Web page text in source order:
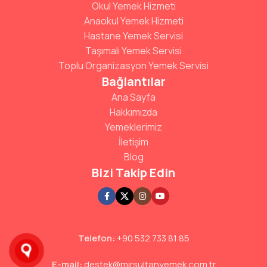
Okul Yemek Hizmeti
Anaokul Yemek Hizmeti
Hastane Yemek Servisi
Taşımalı Yemek Servisi
Toplu Organizasyon Yemek Servisi
Bağlantılar
Ana Sayfa
Hakkımızda
Yemeklerimiz
İletişim
Blog
Bizi Takip Edin
Telefon: +90 532 733 81 85